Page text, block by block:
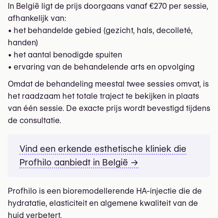
daarna.
Onderhoudsbehandelingen kunnen periodiek worden
gepland.
Weinig downtime betekent niet weinig
verantwoordelijkheid – het blijft een medische
handeling.
• droogheid en lichte verslapping tegelijk opmerkt
• subtiele, geleidelijke resultaten verkiest
Minder geschikt wanneer het doel is om volume te
herstellen of duidelijk te liften.
Vind een erkende esthetische kliniek die
Profhilo aanbiedt in België →
In België ligt de prijs doorgaans vanaf €270 per sessie,
afhankelijk van:
• het behandelde gebied (gezicht, hals, decolleté,
handen)
• het aantal benodigde spuiten
• ervaring van de behandelende arts en opvolging
Omdat de behandeling meestal twee sessies omvat, is
het raadzaam het totale traject te bekijken in plaats
van één sessie. De exacte prijs wordt bevestigd tijdens
de consultatie.
Vind een erkende esthetische kliniek die
Profhilo aanbiedt in België →
Profhilo is een bioremodellerende HA-injectie die de
hydratatie, elasticiteit en algemene kwaliteit van de
huid verbetert.